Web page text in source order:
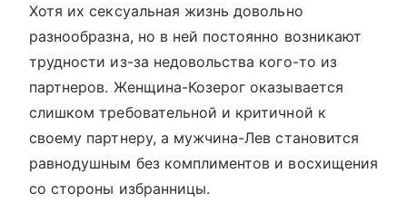
Хотя их сексуальная жизнь довольно
разнообразна, но в ней постоянно возникают
трудности из-за недовольства кого-то из
партнеров. Женщина-Козерог оказывается
слишком требовательной и критичной к
своему партнеру, а мужчина-Лев становится
равнодушным без комплиментов и восхищения
со стороны избранницы.